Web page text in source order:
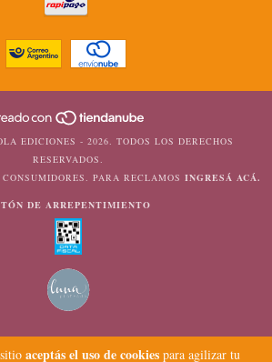
aceptás el uso de cookies para agilizar tu
EDICIONES - 2026. TODOS LOS DERECHOS
RESERVADOS.
PARA RECLAMOS INGRESÁ ACÁ.
DE ARREPENTIMIENTO